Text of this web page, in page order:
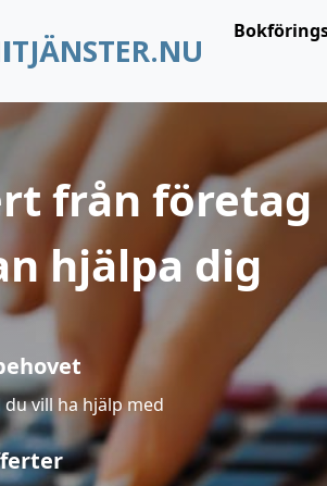
TJÄNSTER.NU
från företag
hjälpa dig
du vill ha hjälp med